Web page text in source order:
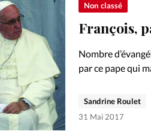
Non classé
François,
Nombre
par ce pape qui
Sandrine Roulet
31 Mai 2017